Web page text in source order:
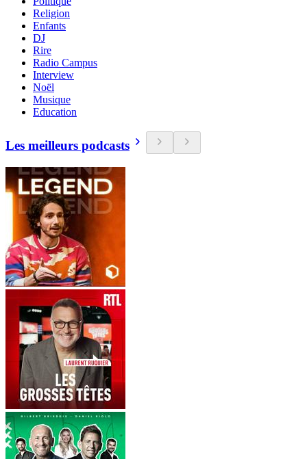
Religion
Enfants
DJ
Rire
Radio Campus
Interview
Noël
Musique
Education
Les meilleurs podcasts